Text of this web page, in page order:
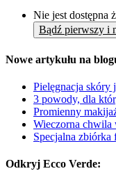
Nie jest dostępna
Bądź pierwszy i
Nowe artykułu na
Pielęgnacja skóry
3 powody, dla
Promienny
Wieczorna chwila
Specjalna
Odkryj Ecco Verde: